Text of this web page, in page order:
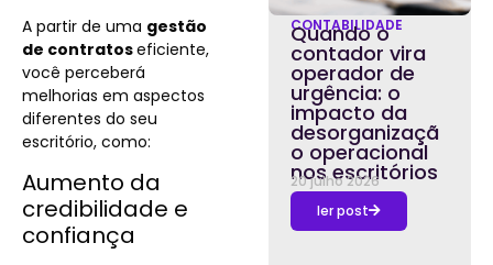
A partir de uma gestão
de contratoseficiente,
você perceberá
melhorias em aspectos
diferentes do seu
escritório, como:
Aumento da
credibilidade e
confiança
CONTABILIDADE
Quando o
contador vira
operador de
urgência: o
impacto da
desorganizaçã
o operacional
nos escritórios
20 julho 2026
ler post